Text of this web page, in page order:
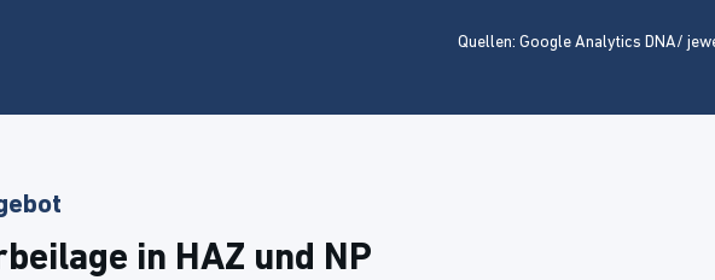
Quellen: Google Analytics DNA/
in HAZ und NP